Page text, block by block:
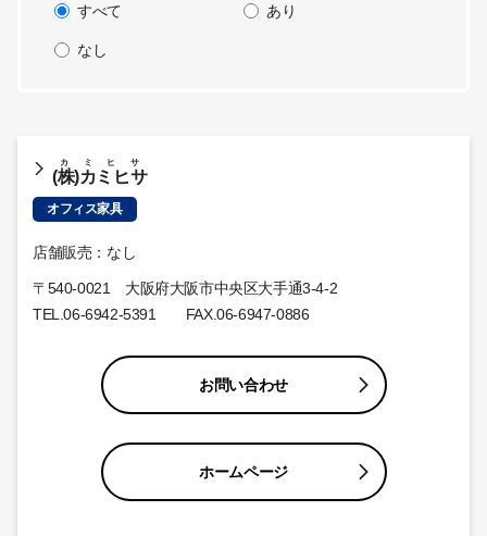
すべて
あり
なし
(株)カミヒサ
カミヒサ
オフィス家具
店舗販売：なし
〒540-0021 大阪府大阪市中央区大手通3-4-2
TEL.06-6942-5391 FAX.06-6947-0886
お問い合わせ
ホームページ